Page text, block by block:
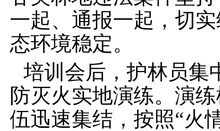
一起、通报一起，切
态环境稳定。
培训会后，护林员集
防灭火实地演练。演
伍迅速集结，按照“火